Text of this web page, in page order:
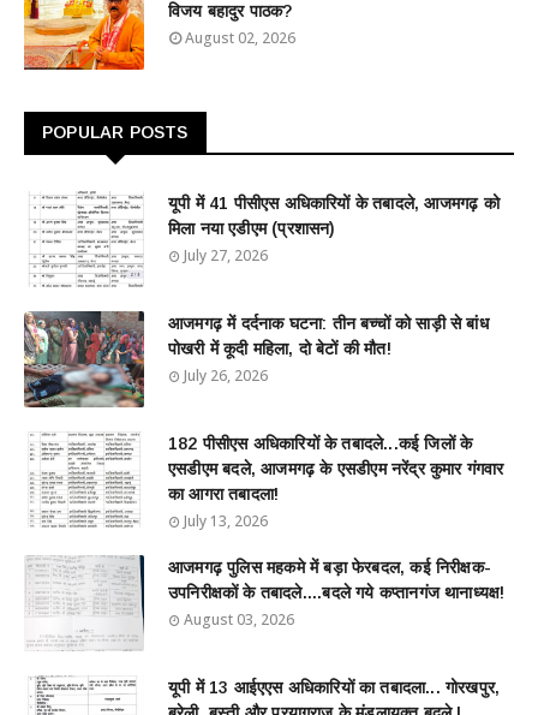
विजय बहादुर पाठक?
August 02, 2026
POPULAR POSTS
यूपी में 41 पीसीएस अधिकारियों के तबादले, आजमगढ़ को
मिला नया एडीएम (प्रशासन)
July 27, 2026
आजमगढ़ में दर्दनाक घटना: तीन बच्चों को साड़ी से बांध
पोखरी में कूदी महिला, दो बेटों की मौत!
July 26, 2026
182 पीसीएस अधिकारियों के तबादले...कई जिलों के
एसडीएम बदले, आजमगढ़ के एसडीएम नरेंद्र कुमार गंगवार
का आगरा तबादला!
July 13, 2026
आजमगढ़ पुलिस महकमे में बड़ा फेरबदल, कई निरीक्षक-
उपनिरीक्षकों के तबादले....बदले गये कप्तानगंज थानाध्यक्ष!
August 03, 2026
यूपी में 13 आईएएस अधिकारियों का तबादला... गोरखपुर,